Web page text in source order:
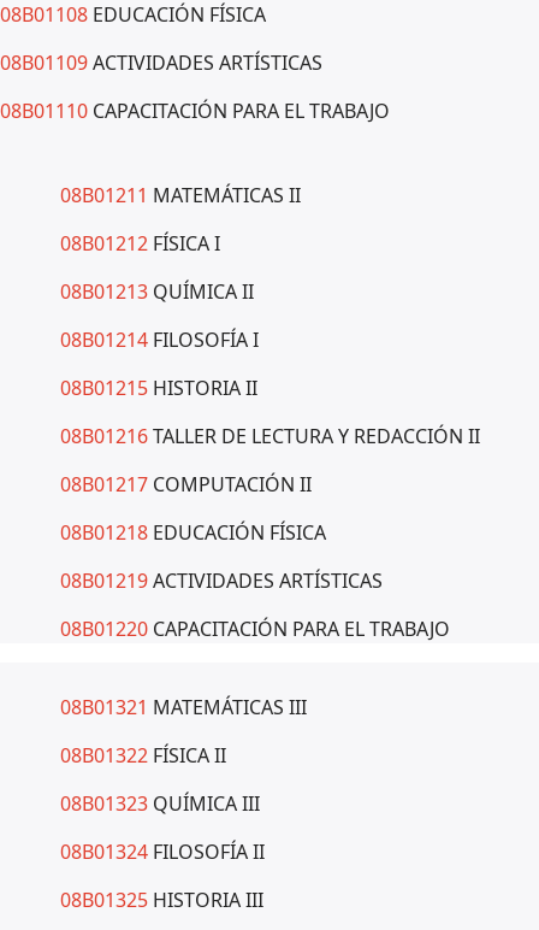
08B01108 EDUCACIÓN FÍSICA
08B01109ACTIVIDADES ARTÍSTICAS
08B01110 CAPACITACIÓN PARA EL TRABAJO
08B01211 MATEMÁTICAS II
08B01212 FÍSICA I
08B01213 QUÍMICA II
08B01214 FILOSOFÍA I
08B01215 HISTORIA II
08B01216TALLER DE LECTURA Y REDACCIÓN II
08B01217 COMPUTACIÓN II
08B01218 EDUCACIÓN FÍSICA
08B01219ACTIVIDADES ARTÍSTICAS
08B01220 CAPACITACIÓN PARA EL TRABAJO
08B01321 MATEMÁTICAS III
08B01322 FÍSICA II
08B01323 QUÍMICA III
08B01324 FILOSOFÍA II
08B01325 HISTORIA III